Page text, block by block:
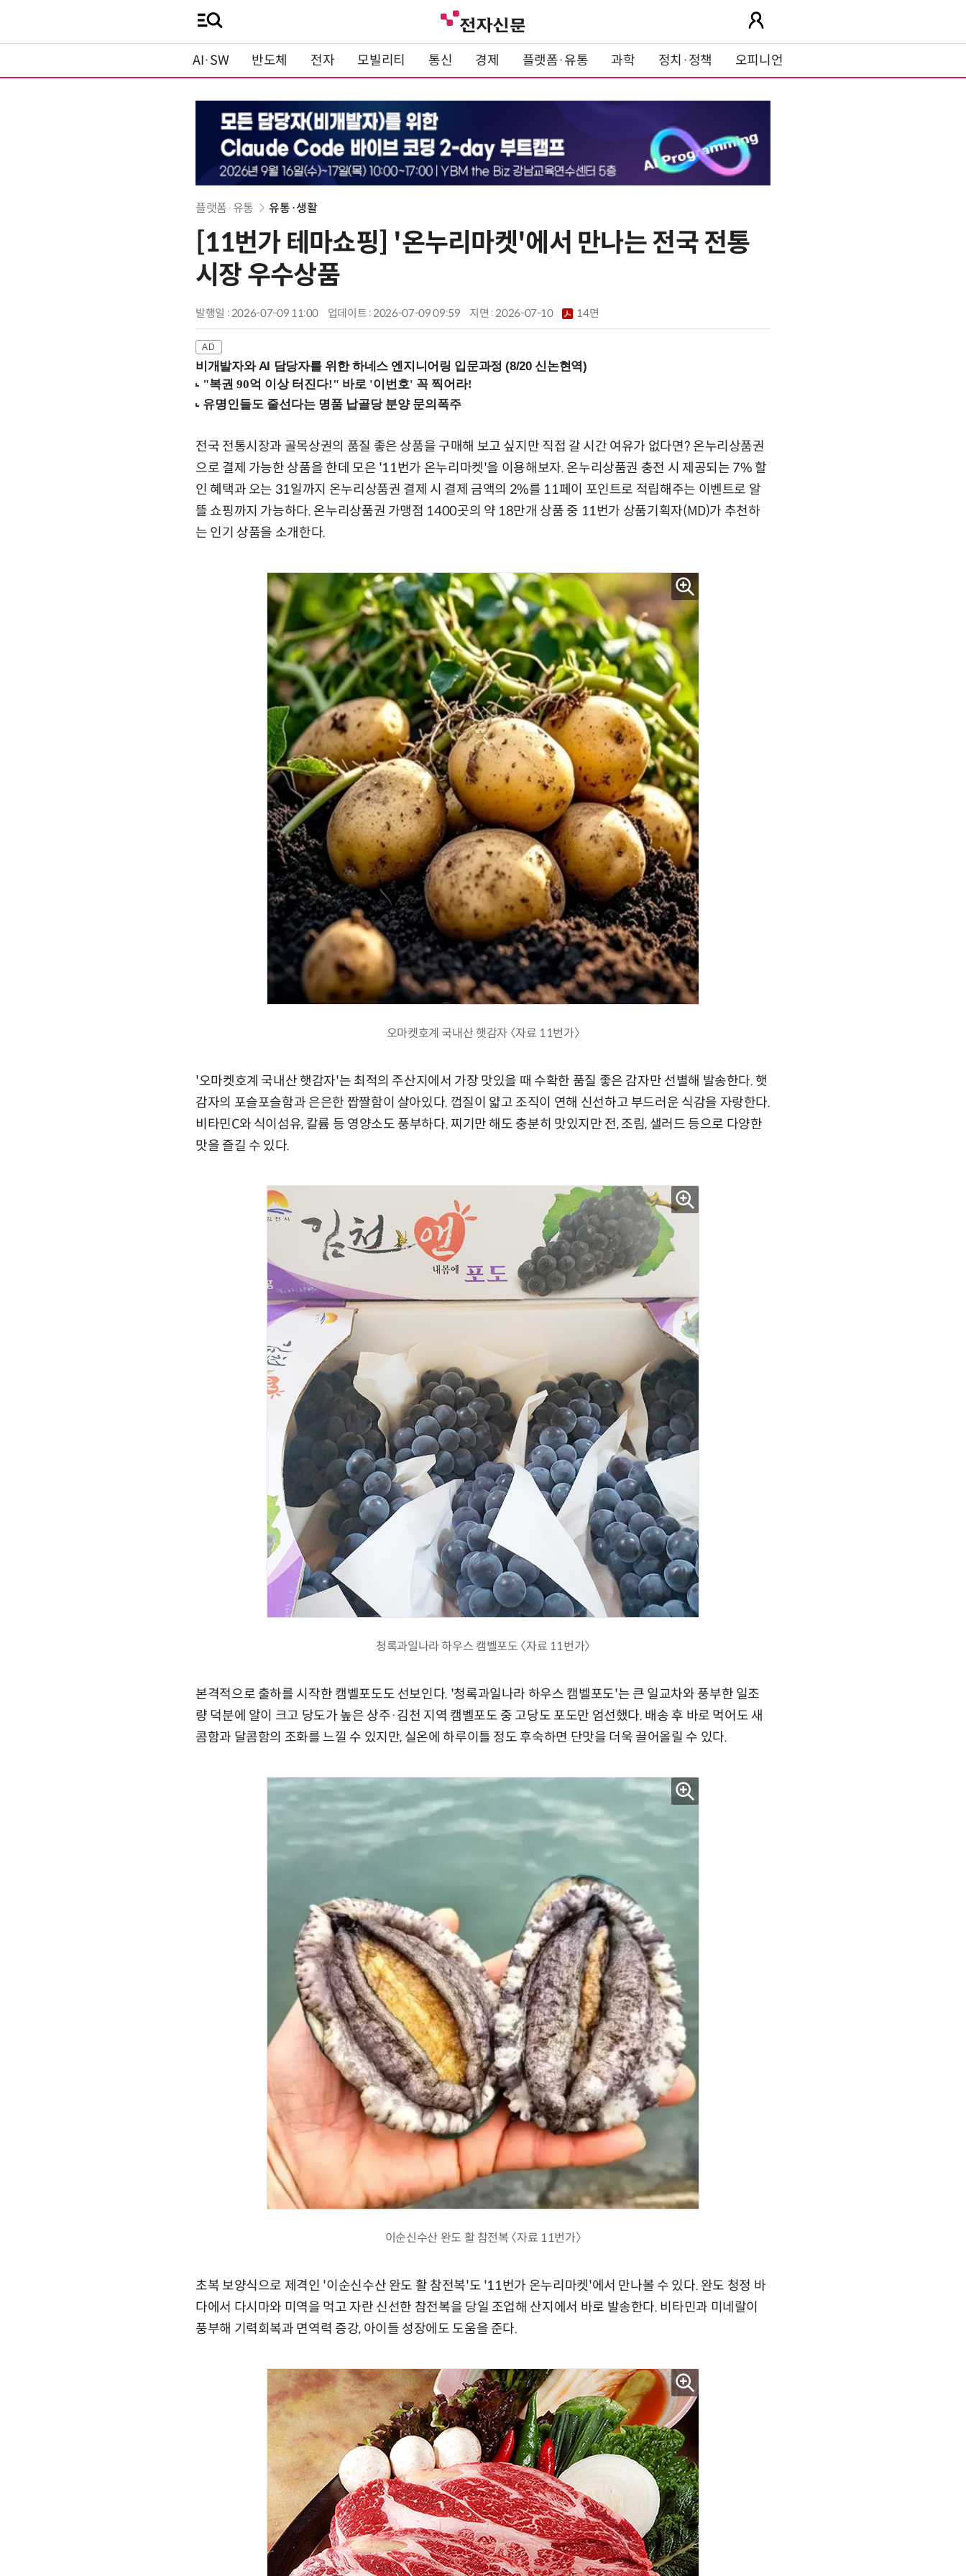
AI·SW 반도체 전자 모빌리티 통신 경제 플랫폼·유통 과학 정치·정책 오피니언
플랫폼·유통 유통·생활
[11번가 테마쇼핑] '온누리마켓'에서 만나는 전국 전통
시장 우수상품
발행일 : 2026-07-09 11:00 업데이트 : 2026-07-09 09:59 지면 :2026-07-10 14면
비개발자와 AI 담당자를 위한 하네스 엔지니어링 입문과정 (8/20 신논현역)
전국 전통시장과 골목상권의 품질 좋은 상품을 구매해 보고 싶지만 직접 갈 시간 여유가 없다면? 온누리상품권
으로 결제 가능한 상품을 한데 모은 '11번가 온누리마켓'을 이용해보자. 온누리상품권 충전 시 제공되는 7% 할
인 혜택과 오는 31일까지 온누리상품권 결제 시 결제 금액의 2%를 11페이 포인트로 적립해주는 이벤트로 알
뜰 쇼핑까지 가능하다. 온누리상품권 가맹점 1400곳의 약 18만개 상품 중 11번가 상품기획자(MD)가 추천하
는 인기 상품을 소개한다.
오마켓호계 국내산 햇감자 〈자료 11번가〉
'오마켓호계 국내산 햇감자'는 최적의 주산지에서 가장 맛있을 때 수확한 품질 좋은 감자만 선별해 발송한다. 햇
감자의 포슬포슬함과 은은한 짭짤함이 살아있다. 껍질이 얇고 조직이 연해 신선하고 부드러운 식감을 자랑한다.
비타민C와 식이섬유, 칼륨 등 영양소도 풍부하다. 찌기만 해도 충분히 맛있지만 전, 조림, 샐러드 등으로 다양한
맛을 즐길 수 있다.
청록과일나라 하우스 캠벨포도 〈자료 11번가〉
본격적으로 출하를 시작한 캠벨포도도 선보인다. '청록과일나라 하우스 캠벨포도'는 큰 일교차와 풍부한 일조
량 덕분에 알이 크고 당도가 높은 상주·김천 지역 캠벨포도 중 고당도 포도만 엄선했다. 배송 후 바로 먹어도 새
콤함과 달콤함의 조화를 느낄 수 있지만, 실온에 하루이틀 정도 후숙하면 단맛을 더욱 끌어올릴 수 있다.
이순신수산 완도 활 참전복 〈자료 11번가〉
초복 보양식으로 제격인 '이순신수산 완도 활 참전복'도 '11번가 온누리마켓'에서 만나볼 수 있다. 완도 청정 바
다에서 다시마와 미역을 먹고 자란 신선한 참전복을 당일 조업해 산지에서 바로 발송한다. 비타민과 미네랄이
풍부해 기력회복과 면역력 증강, 아이들 성장에도 도움을 준다.